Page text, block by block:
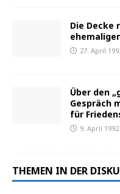
Die Decke
27. April
Über den
Gespräch
für
9. April 1992
THEMEN IN DER